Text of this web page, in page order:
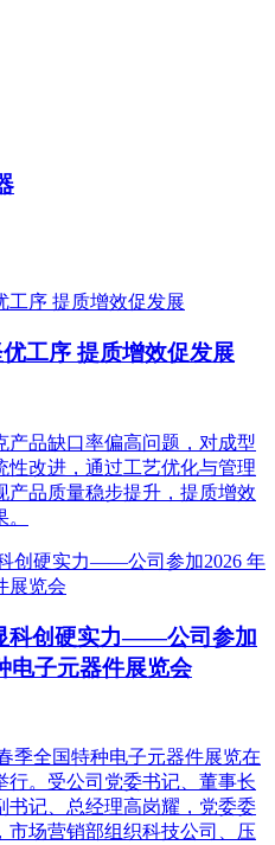
工序 提质增效促发展
产品缺口率偏高问题，对成型
性改进，通过工艺优化与管理
产品质量稳步提升，提质增效
科创硬实力——公司参加
电子元器件展览会
季全国特种电子元器件展览在
行。受公司党委书记、董事长
书记、总经理高岗耀，党委委
市场营销部组织科技公司、压